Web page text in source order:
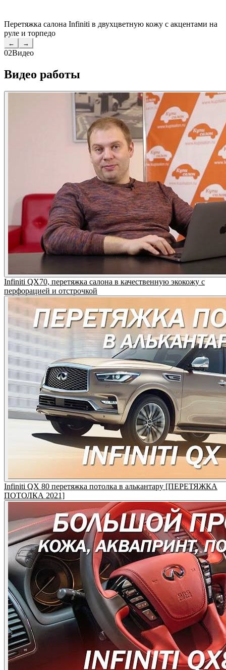
Перетяжка салона Infiniti в двухцветную кожу с акцентами на
руле и торпедо
← →
02Видео
Видео работы
Infiniti QX70, перетяжка салона в качественную экокожу с
перфорацией и отстрочкой
Infiniti QX 80 перетяжка потолка в алькантару [ПЕРЕТЯЖКА
ПОТОЛКА 2021]